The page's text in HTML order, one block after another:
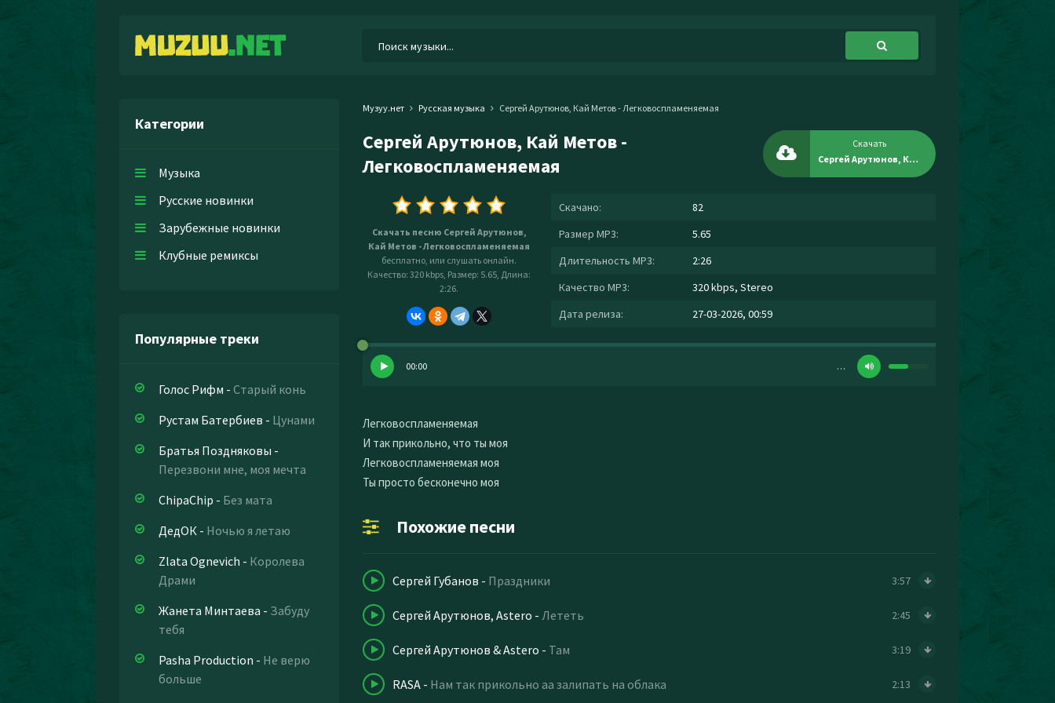
Категории
Музыка
Русские новинки
Зарубежные новинки
Клубные ремиксы
Популярные треки
Голос Рифм - Старый конь
Рустам Батербиев - Цунами
Братья Поздняковы -
Перезвони мне, моя мечта
ChipaChip - Без мата
ДедОК - Ночью я летаю
Zlata Ognevich - Королева
Драми
Жанета Минтаева - Забуду
тебя
Pasha Production - Не верю
больше
Музуу.нет Русская музыка Сергей Арутюнов, Кай Метов - Легковоспламеняемая
Сергей Арутюнов, Кай Метов -
Легковоспламеняемая
Скачать
Сергей Арутюнов, Кай Метов - Легковоспламеняемая
Скачать песню Сергей Арутюнов,
Кай Метов - Легковоспламеняемая
бесплатно, или слушать онлайн.
Качество: 320 kbps, Размер: 5.65, Длина:
2:26.
Скачано:
82
Размер MP3:
5.65
Длительность MP3:
2:26
Качество MP3:
320 kbps, Stereo
Дата релиза:
27-03-2026, 00:59
00:00 …
Легковоспламеняемая
И так прикольно, что ты моя
Легковоспламеняемая моя
Ты просто бесконечно моя
Похожие песни
Сергей Губанов - Праздники 3:57
Сергей Арутюнов, Astero - Лететь 2:45
Сергей Арутюнов & Astero - Там 3:19
RASA - Нам так прикольно аа залипать на облака 2:13